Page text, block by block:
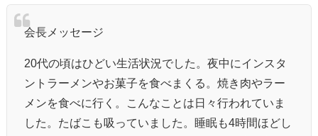
会長メッセージ
20代の頃はひどい生活状況でした。夜中にインスタ
ントラーメンやお菓子を食べまくる。焼き肉やラー
メンを食べに行く。こんなことは日々行われていま
した。たばこも吸っていました。睡眠も4時間ほどし